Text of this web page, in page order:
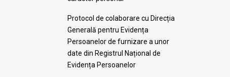
Protocol de colaborare cu Direcția
Generală pentru Evidența
Persoanelor de furnizare a unor
date din Registrul Național de
Evidența Persoanelor